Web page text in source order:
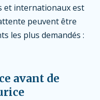
et internationaux est
peuvent être
les plus demandés :
avant de